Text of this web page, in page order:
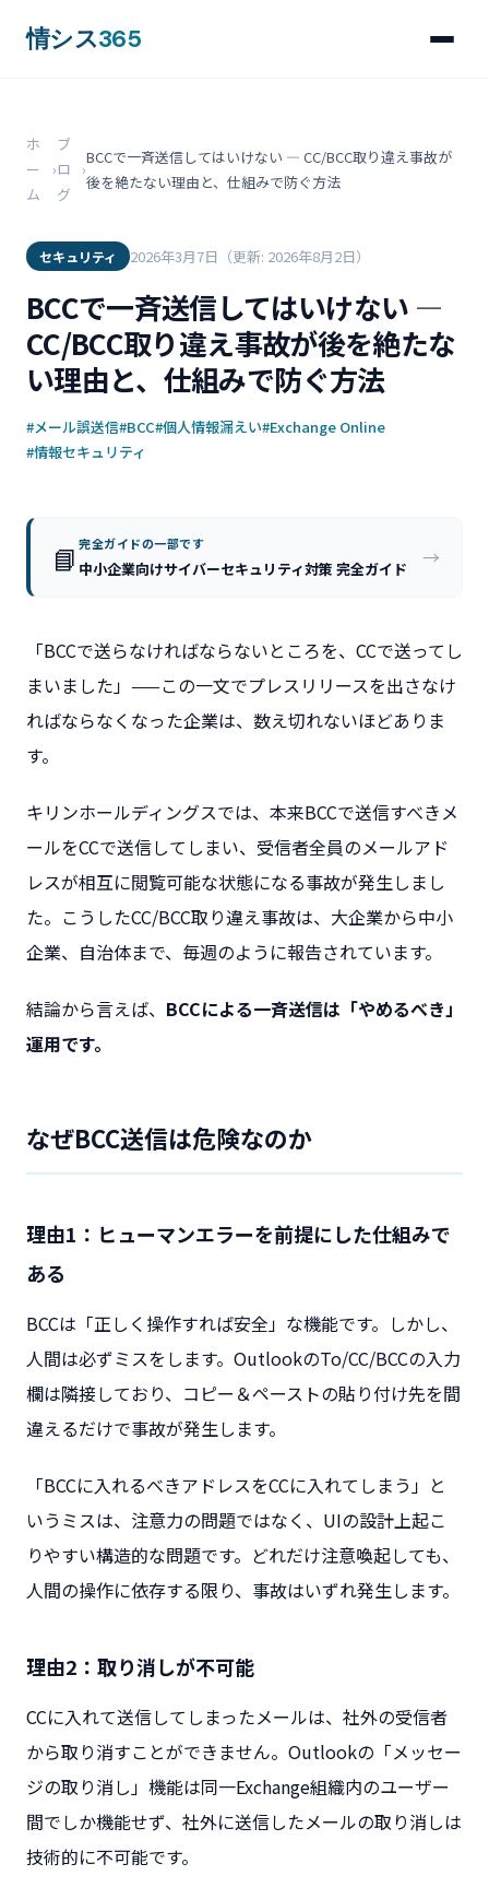
情シス365
ホ
ー
ム
›
ブ
ロ
グ
›
BCCで一斉送信してはいけない ― CC/BCC取り違え事故が
後を絶たない理由と、仕組みで防ぐ方法
セキュリティ 2026年3月7日 （更新: 2026年8月2日）
BCCで一斉送信してはいけない ―
CC/BCC取り違え事故が後を絶たな
い理由と、仕組みで防ぐ方法
#メール誤送信#BCC#個人情報漏えい#Exchange Online
#情報セキュリティ
📘 完全ガイドの一部です
中小企業向けサイバーセキュリティ対策 完全ガイド →
「BCCで送らなければならないところを、CCで送ってし
まいました」——この一文でプレスリリースを出さなけ
ればならなくなった企業は、数え切れないほどありま
す。
キリンホールディングスでは、本来BCCで送信すべきメ
ールをCCで送信してしまい、受信者全員のメールアド
レスが相互に閲覧可能な状態になる事故が発生しまし
た。こうしたCC/BCC取り違え事故は、大企業から中小
企業、自治体まで、毎週のように報告されています。
結論から言えば、 BCCによる一斉送信は「やめるべき」
運用です。
なぜBCC送信は危険なのか
理由1：ヒューマンエラーを前提にした仕組みで
ある
BCCは「正しく操作すれば安全」な機能です。しかし、
人間は必ずミスをします。OutlookのTo/CC/BCCの入力
欄は隣接しており、コピー＆ペーストの貼り付け先を間
違えるだけで事故が発生します。
「BCCに入れるべきアドレスをCCに入れてしまう」と
いうミスは、注意力の問題ではなく、UIの設計上起こ
りやすい構造的な問題です。どれだけ注意喚起しても、
人間の操作に依存する限り、事故はいずれ発生します。
理由2：取り消しが不可能
CCに入れて送信してしまったメールは、社外の受信者
から取り消すことができません。Outlookの「メッセー
ジの取り消し」機能は同一Exchange組織内のユーザー
間でしか機能せず、社外に送信したメールの取り消しは
技術的に不可能です。